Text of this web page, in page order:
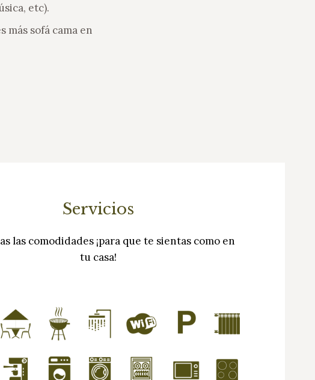
etc).
más sofá cama en
Servicios
las comodidades ¡para que te sientas como en
tu casa!